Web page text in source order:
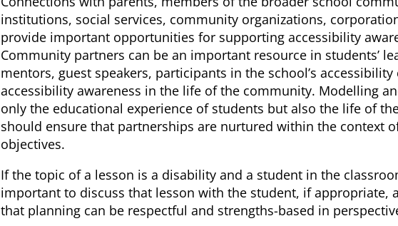
institutions, social services, community organizations,
provide important opportunities for supporting accessibility
Community partners can be an important resource in students’
mentors, guest speakers, participants in the school’s
accessibility awareness in the life of the community. Modelling
only the educational experience of students but also the life of
should ensure that partnerships are nurtured within the context
objectives.
If the topic of a lesson is a disability and a student in the
important to discuss that lesson with the student, if appropriate,
that planning can be respectful and strengths-based in